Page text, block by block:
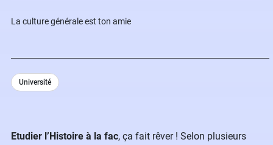
Etudier l’Histoire à la fac, ça fait rêver ! Selon plusieurs
La culture générale est ton amie
Université